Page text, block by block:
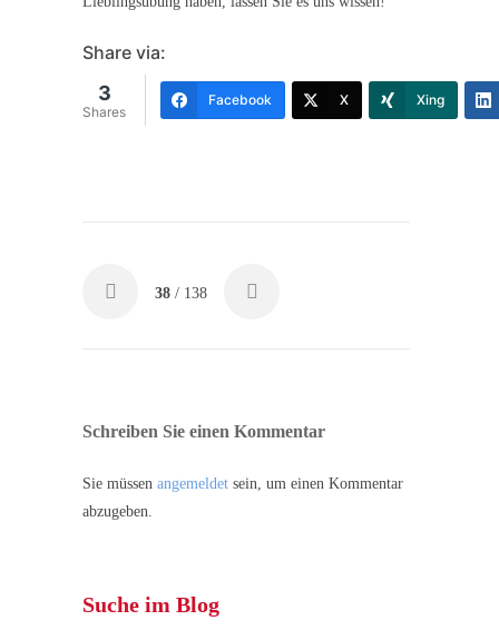
Share via:
3
Shares
Facebook X Xing
38 / 138
Schreiben Sie einen Kommentar
Sie müssen angemeldet sein, um einen Kommentar
abzugeben.
Suche im Blog